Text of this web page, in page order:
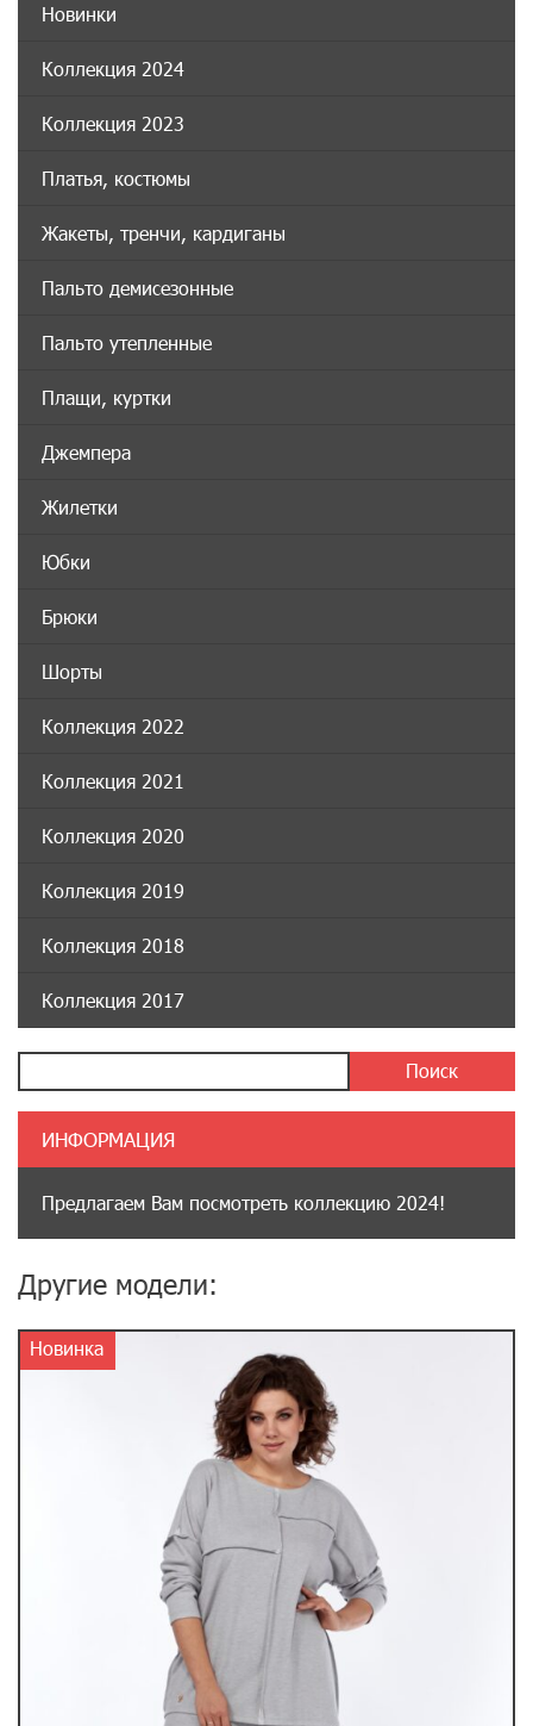
Новинки
Коллекция 2024
Коллекция 2023
Платья, костюмы
Жакеты, тренчи, кардиганы
Пальто демисезонные
Пальто утепленные
Плащи, куртки
Джемпера
Жилетки
Юбки
Брюки
Шорты
Коллекция 2022
Коллекция 2021
Коллекция 2020
Коллекция 2019
Коллекция 2018
Коллекция 2017
ИНФОРМАЦИЯ
Предлагаем Вам посмотреть коллекцию 2024!
Другие модели:
Новинка